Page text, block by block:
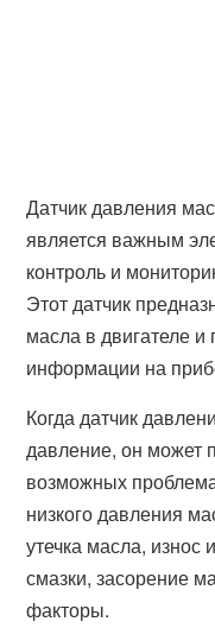
Датчик давления
является важным
контроль и
Этот датчик
масла в двигателе
информации на
Когда датчик
давление, он может
возможных
низкого давления
утечка масла, износ
смазки, засорение
факторы.